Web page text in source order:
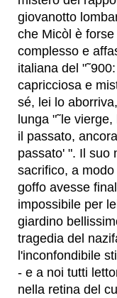
giovanotto
che Micòl è
complesso e
italiana del
capricciosa e
sé, lei lo
lunga "˜le
il passato,
passato' ". Il suo
sacrifico, a
goffo avesse
impossibile per
giardino
tragedia del
l'inconfondibile
- e a noi tutti
nella retina del